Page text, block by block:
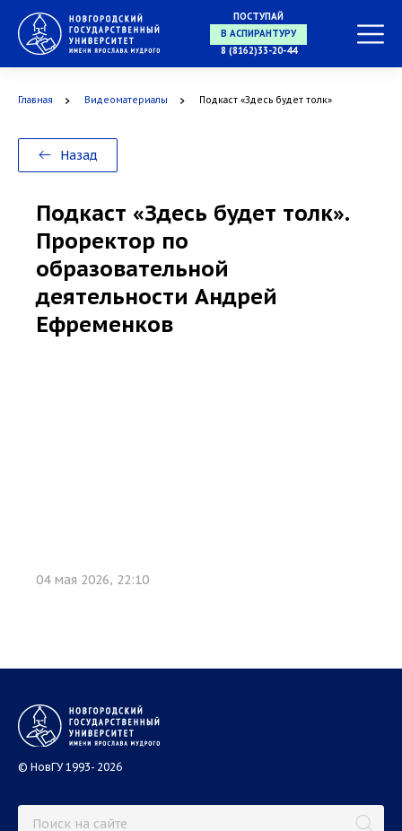
ПОСТУПАЙ
В АСПИРАНТУРУ
8 (8162)33-20-44
Главная Видеоматериалы Подкаст «Здесь будет толк»
Назад
Подкаст «Здесь будет толк».
Проректор по
образовательной
деятельности Андрей
Ефременков
04 мая 2026, 22:10
© НовГУ 1993- 2026